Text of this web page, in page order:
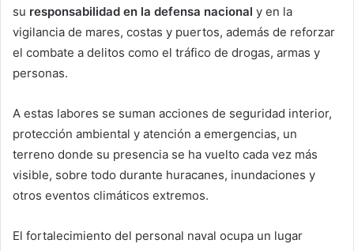
su responsabilidad en la defensa nacional y en la
vigilancia de mares, costas y puertos, además de reforzar
el combate a delitos como el tráfico de drogas, armas y
personas.
A estas labores se suman acciones de seguridad interior,
protección ambiental y atención a emergencias, un
terreno donde su presencia se ha vuelto cada vez más
visible, sobre todo durante huracanes, inundaciones y
otros eventos climáticos extremos.
El fortalecimiento del personal naval ocupa un lugar